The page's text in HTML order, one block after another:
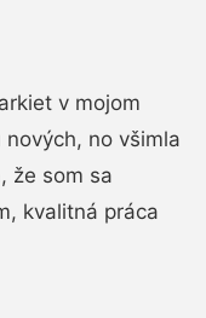
v mojom
no všimla
že som sa
kvalitná práca